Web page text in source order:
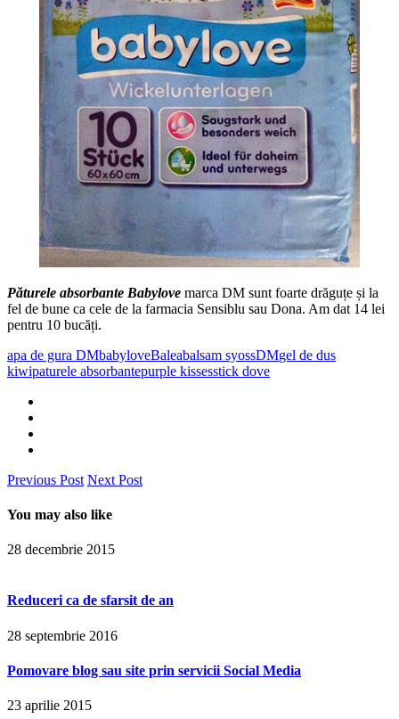
Păturele absorbante Babylove marca DM sunt foarte drăguțe și la
fel de bune ca cele de la farmacia Sensiblu sau Dona. Am dat 14 lei
pentru 10 bucăți.
apa de gura DMbabyloveBaleabalsam syossDMgel de dus
kiwipaturele absorbantepurple kissesstick dove
Previous Post Next Post
You may also like
28 decembrie 2015
Reduceri ca de sfarsit de an
28 septembrie 2016
Pomovare blog sau site prin servicii Social Media
23 aprilie 2015